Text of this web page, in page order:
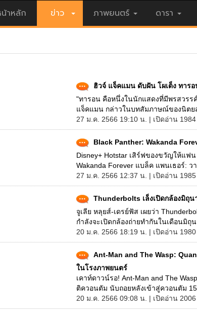
าหลัก ข่าว ภาพยนตร์ ดารา
ฮิวจ์ แจ็คแมน ดับฝัน โผเต็ง ทาร
"ทารอน คือหนึ่งในนักแสดงที่มีพรสวรร
แจ็คแมน กล่าวในบทสัมภาษณ์ของนิตยส
27 ม.ค. 2566 19:10 น. | เปิดอ่าน 1984
Black Panther: Wakanda
Disney+ Hotstar เสิร์ฟของขวัญให้แฟน
Wakanda Forever แบล็ค แพนเธอร์: ว
27 ม.ค. 2566 12:37 น. | เปิดอ่าน 1985
Thunderbolts เล็งเปิดกล้องมิถุ
จูเลีย หลุยส์-เดรย์ฟัส เผยว่า
กำลังจะเปิดกล้องถ่ายทำกันในเดือนมิถุน
20 ม.ค. 2566 18:19 น. | เปิดอ่าน 1980
Ant-Man and The Wasp:
ในโรงภาพยนตร์
เคาท์ดาวน์รอ! Ant-Man and The
ติควอนตัม นับถอยหลังเข้าสู่ควอนตัม
20 ม.ค. 2566 09:08 น. | เปิดอ่าน 2006